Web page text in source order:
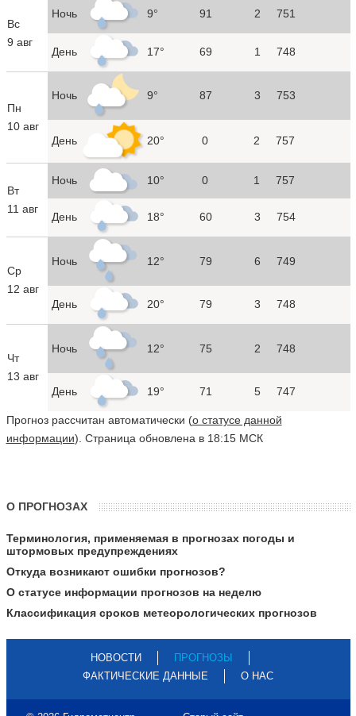
Вс
9 авг
Ночь 9° 91 2 751
День 17° 69 1 748
Пн
10 авг
Ночь 9° 87 3 753
День 20° 0 2 757
Вт
11 авг
Ночь 10° 0 1 757
День 18° 60 3 754
Ср
12 авг
Ночь 12° 79 6 749
День 20° 79 3 748
Чт
13 авг
Ночь 12° 75 2 748
День 19° 71 5 747
Прогноз рассчитан автоматически (о статусе данной
информации). Страница обновлена в 18:15 МСК
О ПРОГНОЗАХ
Терминология, применяемая в прогнозах погоды и
штормовых предупреждениях
Откуда возникают ошибки прогнозов?
О статусе информации прогнозов на неделю
Классификация сроков метеорологических прогнозов
НОВОСТИ
ПРОГНОЗЫ
ФАКТИЧЕСКИЕ ДАННЫЕ
О НАС